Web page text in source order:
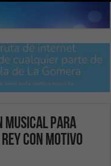
musical para
con motivo